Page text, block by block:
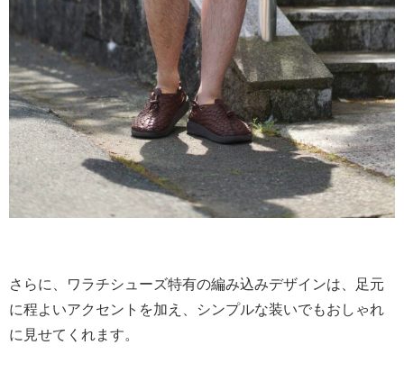
さらに、ワラチシューズ特有の編み込みデザインは、足元
に程よいアクセントを加え、シンプルな装いでもおしゃれ
に見せてくれます。